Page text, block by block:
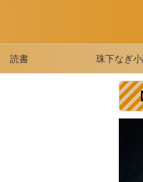
読書 珠下なぎ